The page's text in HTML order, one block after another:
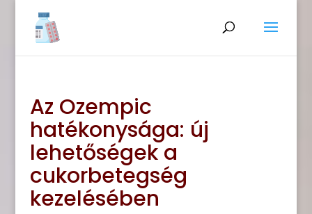
Az Ozempic
hatékonysága: új
lehetőségek a
cukorbetegség
kezelésében